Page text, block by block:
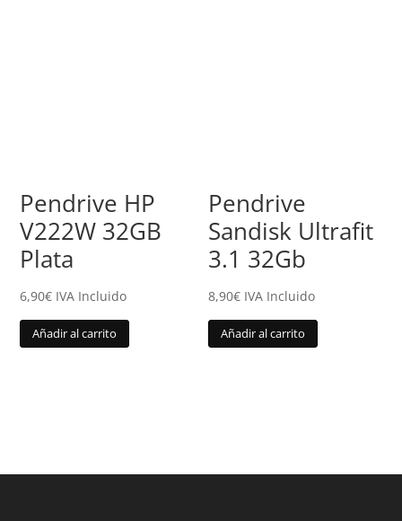
Pendrive HP
V222W 32GB
Plata
6,90€ IVA Incluido
Añadir al carrito
Pendrive
Sandisk Ultrafit
3.1 32Gb
8,90€ IVA Incluido
Añadir al carrito